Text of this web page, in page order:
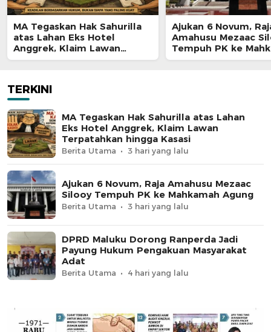
MA Tegaskan Hak Sahurilla
atas Lahan Eks Hotel
Anggrek, Klaim Lawan
Terpatahkan hingga Kasasi
Ajukan 6 Novum,
Amahusu Mezaac
Tempuh PK ke
Agung
TERKINI
MA Tegaskan Hak Sahurilla atas Lahan
Eks Hotel Anggrek, Klaim Lawan
Terpatahkan hingga Kasasi
Berita Utama 3 hari yang lalu
Ajukan 6 Novum, Raja Amahusu Mezaac
Silooy Tempuh PK ke Mahkamah Agung
Berita Utama 3 hari yang lalu
DPRD Maluku Dorong Ranperda Jadi
Payung Hukum Pengakuan Masyarakat
Adat
Berita Utama 4 hari yang lalu